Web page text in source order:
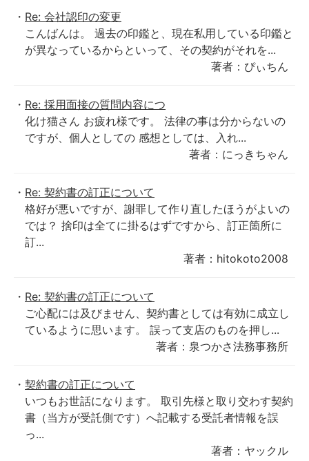
Re: 会社認印の変更
こんばんは。 過去の印鑑と、現在私用している印鑑と
が異なっているからといって、その契約がそれを...
著者：ぴぃちん
Re: 採用面接の質問内容につ
化け猫さん お疲れ様です。 法律の事は分からないの
ですが、個人としての 感想としては、入れ...
著者：にっきちゃん
Re: 契約書の訂正について
格好が悪いですが、謝罪して作り直したほうがよいの
では？ 捨印は全てに掛るはずですから、訂正箇所に
訂...
著者：hitokoto2008
Re: 契約書の訂正について
ご心配には及びません、契約書としては有効に成立し
ているように思います。 誤って支店のものを押し...
著者：泉つかさ法務事務所
契約書の訂正について
いつもお世話になります。 取引先様と取り交わす契約
書（当方が受託側です）へ記載する受託者情報を誤
っ...
著者：ヤックル